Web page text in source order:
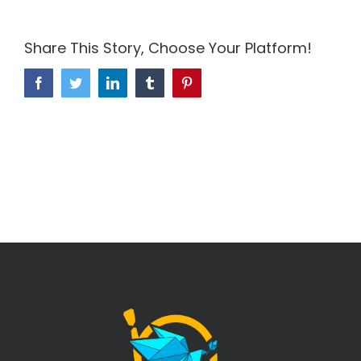
Share This Story, Choose Your Platform!
FacebookTwitterLinkedIn Tumblr